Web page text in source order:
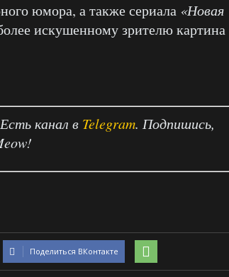
юмора, а также сериала «Новая
искушенному зрителю картина
канал в Telegram. Подпишись,
Поделиться ВКонтакте